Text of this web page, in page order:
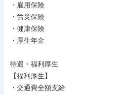
・雇用保険
・労災保険
・健康保険
・厚生年金
待遇・福利厚生
【福利厚生】
・交通費全額支給